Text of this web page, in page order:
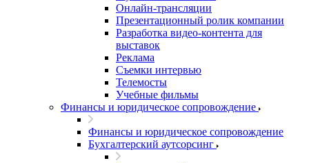
Онлайн-трансляции
Презентационный ролик компании
Разработка видео-контента для
выставок
Реклама
Съемки интервью
Телемосты
Учебные фильмы
Финансы и юридическое сопровождение
Финансы и юридическое сопровождение
Бухгалтерский аутсорсинг